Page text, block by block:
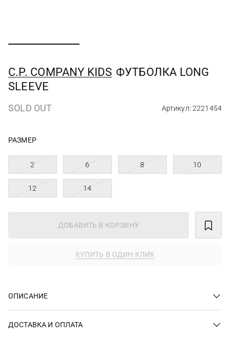
C.P. COMPANY KIDS ФУТБОЛКА LONG
SLEEVE
SOLD OUT Артикул: 2221454
РАЗМЕР
2 6 8 10
12 14
ДОБАВИТЬ В КОРЗИНУ
КУПИТЬ В ОДИН КЛИК
ОПИСАНИЕ
ДОСТАВКА И ОПЛАТА